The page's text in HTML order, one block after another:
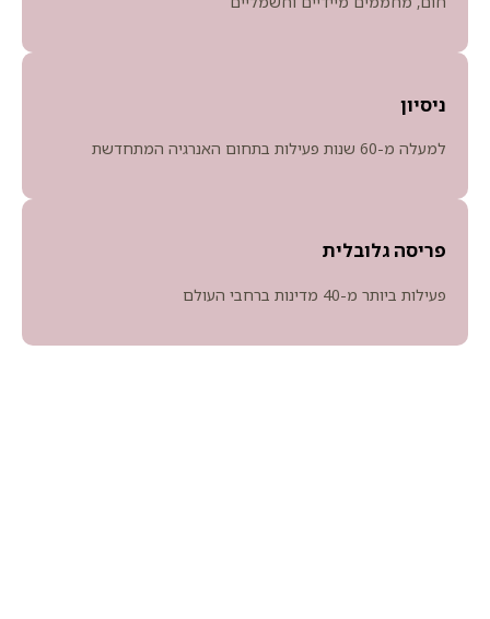
ניסיון
למעלה מ-60 שנות פעילות בתחום האנרגיה המתחדשת
פריסה גלובלית
פעילות ביותר מ-40 מדינות ברחבי העולם